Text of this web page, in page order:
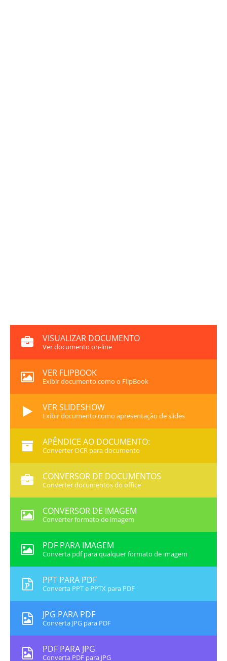
VISUALIZAR DOCUMENTO
Ver documento on-line
VER FLIPBOOK
Exibir documento como o FlipBook
VER SLIDESHOW
Exibir documento como apresentação de slides
APÊNDICE AO DOCUMENTO:
Converter OCR para documento
CONVERSOR DE DOCUMENTOS
Converter documentos do office
CONVERSOR DE IMAGEM
Converter formato de imagem
PDF PARA IMAGEM
Converta pdf para qualquer formato de imagem
PPT PARA PDF
Converta PPT e PPTX para PDF
JPG PARA PDF
Converta JPG para PDF
PDF PARA JPG
Converta PDF para JPG